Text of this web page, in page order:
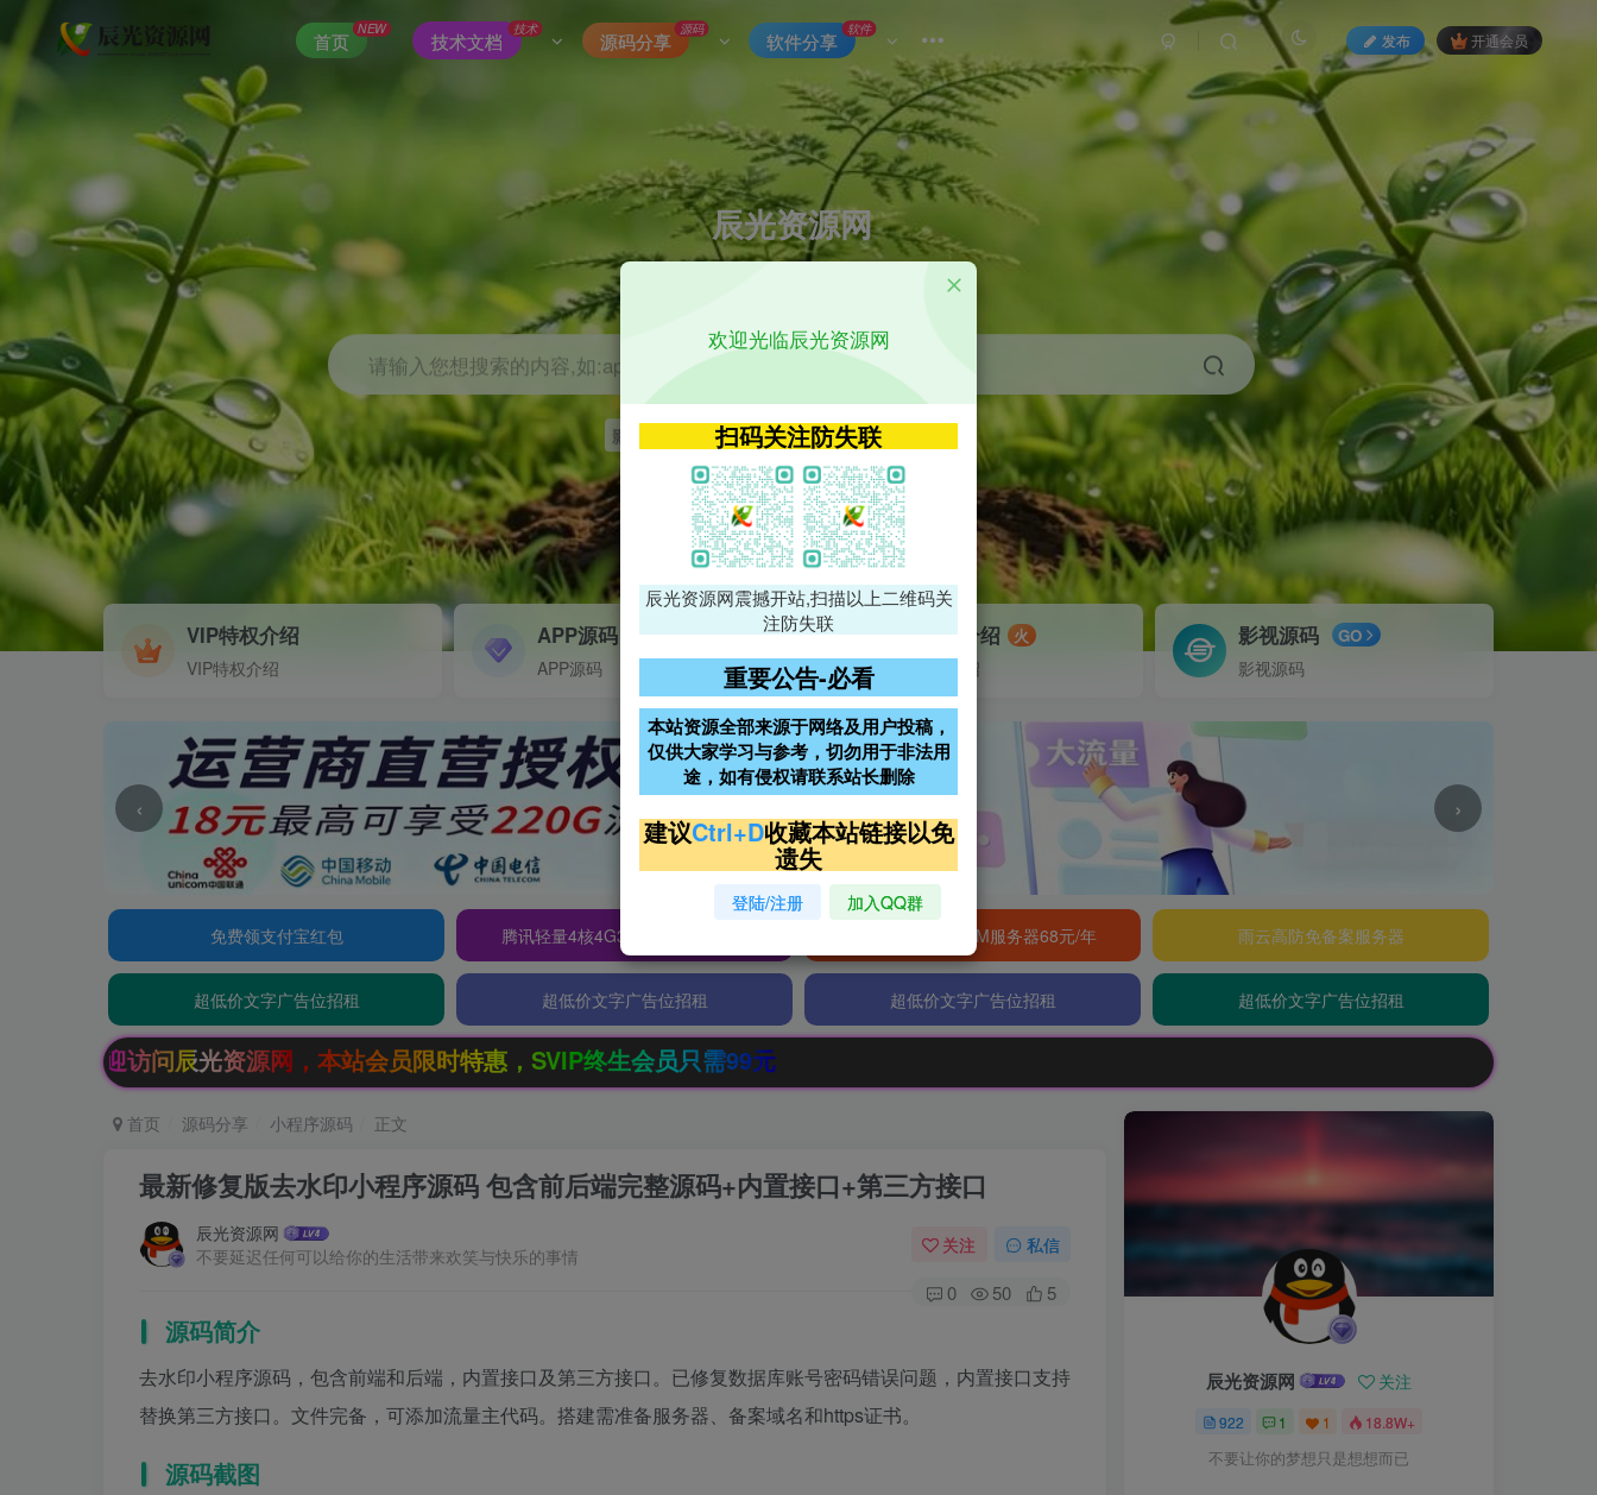
首页
NEW
技术文档
技术
源码分享
源码
软件分享
软件
发布 开通会员
辰光资源网
优质的网络资源分享平台
请输入您想搜索的内容,如:app源码
影视 神马 getapp 原神
VIP特权介绍
VIP特权介绍
APP源码
APP源码
VIP特权介绍 火
VIP特权介绍
影视源码 GO
影视源码
‹ ›
免费领支付宝红包 腾讯轻量4核4G3M服务器38元/年 阿里云2核2G200M服务器68元/年 雨云高防免备案服务器
超低价文字广告位招租 超低价文字广告位招租 超低价文字广告位招租 超低价文字广告位招租
，本站会员限时特惠，SVIP终生会员只需99元
首页 源码分享 小程序源码 正文
最新修复版去水印小程序源码 包含前后端完整源码+内置接口+第三方接口
辰光资源网
不要延迟任何可以给你的生活带来欢笑与快乐的事情
关注 私信
0 50 5
源码简介
去水印小程序源码，包含前端和后端，内置接口及第三方接口。已修复数据库账号密码错误问题，内置接口支持
替换第三方接口。文件完备，可添加流量主代码。搭建需准备服务器、备案域名和https证书。
源码截图
辰光资源网 关注
922 1 1 18.8W+
不要让你的梦想只是想想而已
欢迎光临辰光资源网
扫码关注防失联
辰光资源网震撼开站,扫描以上二维码关
注防失联
重要公告-必看
本站资源全部来源于网络及用户投稿，
仅供大家学习与参考，切勿用于非法用
途，如有侵权请联系站长删除
建议Ctrl+D收藏本站链接以免
遗失
登陆/注册 加入QQ群